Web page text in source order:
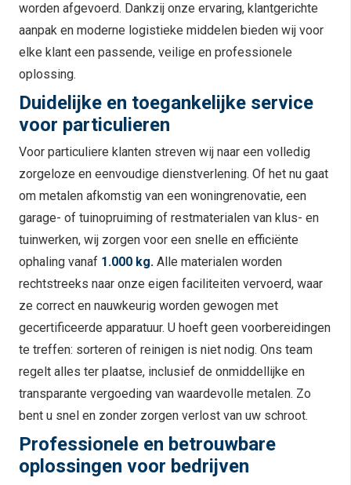
worden afgevoerd. Dankzij onze ervaring, klantgerichte
aanpak en moderne logistieke middelen bieden wij voor
elke klant een passende, veilige en professionele
oplossing.
Duidelijke en toegankelijke service
voor particulieren
Voor particuliere klanten streven wij naar een volledig
zorgeloze en eenvoudige dienstverlening. Of het nu gaat
om metalen afkomstig van een woningrenovatie, een
garage- of tuinopruiming of restmaterialen van klus- en
tuinwerken, wij zorgen voor een snelle en efficiënte
ophaling vanaf 1.000 kg. Alle materialen worden
rechtstreeks naar onze eigen faciliteiten vervoerd, waar
ze correct en nauwkeurig worden gewogen met
gecertificeerde apparatuur. U hoeft geen voorbereidingen
te treffen: sorteren of reinigen is niet nodig. Ons team
regelt alles ter plaatse, inclusief de onmiddellijke en
transparante vergoeding van waardevolle metalen. Zo
bent u snel en zonder zorgen verlost van uw schroot.
Professionele en betrouwbare
oplossingen voor bedrijven